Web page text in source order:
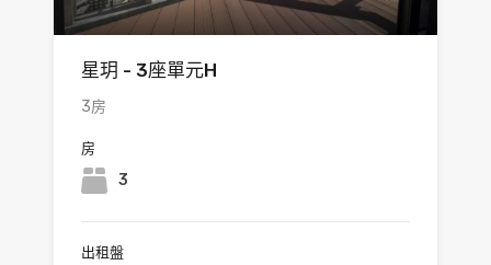
星玥 - 3座單元H
3房
房
3
出租盤